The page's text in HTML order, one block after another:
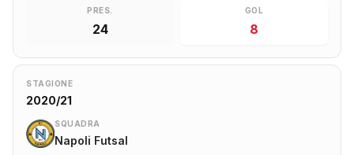
PRES.
24
GOL
8
STAGIONE
2020/21
SQUADRA
Napoli Futsal